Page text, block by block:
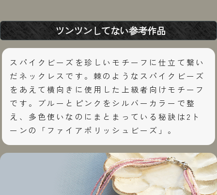
ツンツンしてない参考作品
スパイクビーズを珍しいモチーフに仕立て繋い
だネックレスです。棘のようなスパイクビーズ
をあえて横向きに使用した上級者向けモチーフ
です。ブルーとピンクをシルバーカラーで整
え、多色使いなのにまとまっている秘訣は2ト
ーンの「ファイアポリッシュビーズ」。